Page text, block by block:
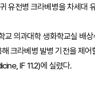
유전병 크라베병을 차세대
의과대학 생화학교실 배
크라베병 발병 기전을 제
IF 11.2)에 실렸다.